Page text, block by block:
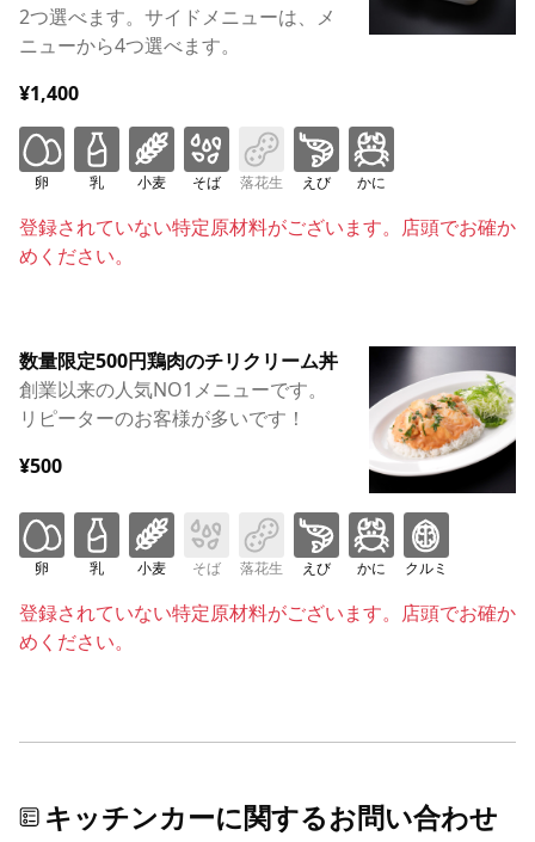
2つ選べます。サイドメニューは、メ
ニューから4つ選べます。
¥1,400
卵 乳 小麦 そば 落花生 えび かに
登録されていない特定原材料がございます。店頭でお確か
めください。
数量限定500円鶏肉のチリクリーム丼
創業以来の人気NO1メニューです。
リピーターのお客様が多いです！
¥500
卵 乳 小麦 そば 落花生 えび かに クルミ
登録されていない特定原材料がございます。店頭でお確か
めください。
キッチンカーに関するお問い合わせ